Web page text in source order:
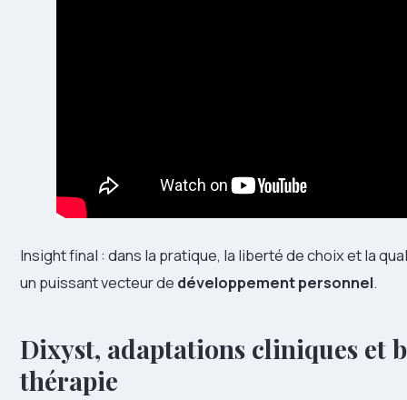
Insight final : dans la pratique, la liberté de choix et la
un puissant vecteur de développement personnel.
Dixyst, adaptations cliniques et
thérapie